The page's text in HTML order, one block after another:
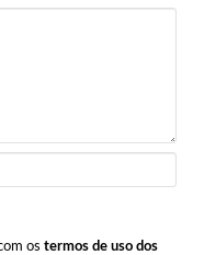
os termos de uso dos